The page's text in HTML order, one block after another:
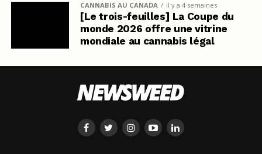
CANNABIS AU CANADA il y a 4 semaines
[Le trois-feuilles] La Coupe du
monde 2026 offre une vitrine
mondiale au cannabis légal